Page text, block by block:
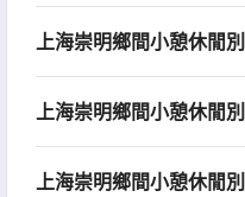
上海崇明鄉間小憩休閒
上海崇明鄉間小憩休閒
上海崇明鄉間小憩休閒